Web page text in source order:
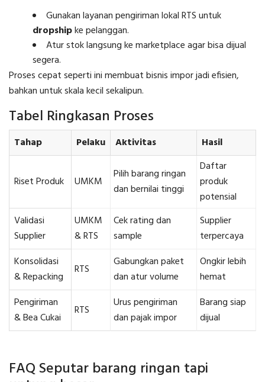
Gunakan layanan pengiriman lokal RTS untuk
dropshipke pelanggan.
Atur stok langsung ke marketplace agar bisa dijual
segera.
Proses cepat seperti ini membuat bisnis impor jadi efisien,
bahkan untuk skala kecil sekalipun.
Tabel Ringkasan Proses
Tahap Pelaku Aktivitas Hasil
Riset Produk UMKM
Pilih barang ringan
dan bernilai tinggi
Daftar
produk
potensial
Validasi
Supplier
UMKM
& RTS
Cek rating dan
sample
Supplier
terpercaya
Konsolidasi
& Repacking
RTS
Gabungkan paket
dan atur volume
Ongkir lebih
hemat
Pengiriman
& Bea Cukai
RTS
Urus pengiriman
dan pajak impor
Barang siap
dijual
FAQ Seputar barang ringan tapi